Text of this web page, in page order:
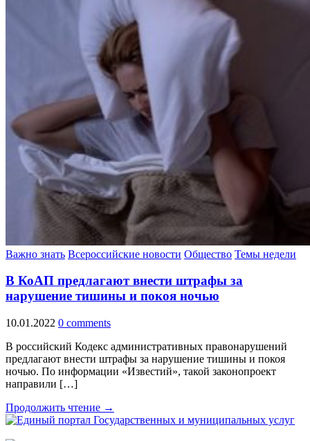
Важно знать Всероссийские новости Общество Темы недели
В КоАП предлагают внести штрафы за
нарушение тишины и покоя ночью
10.01.2022 0 comments
В российский Кодекс административных правонарушений
предлагают внести штрафы за нарушение тишины и покоя
ночью. По информации «Известий», такой законопроект
направили […]
Продолжить чтение →